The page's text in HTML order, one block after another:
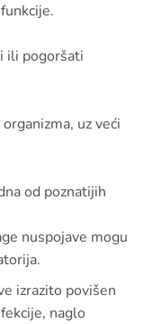
ili pogoršati
uz veći
od poznatijih
nuspojave mogu
izrazito povišen
naglo